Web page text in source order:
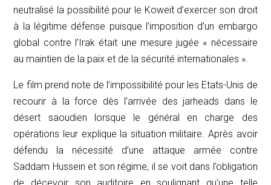
neutralisé la possibilité pour le Koweït d’exercer son droit
à la légitime défense puisque l’imposition d’un embargo
global contre l’Irak était une mesure jugée « nécessaire
au maintien de la paix et de la sécurité internationales ».
Le film prend note de l’impossibilité pour les Etats-Unis de
recourir à la force dès l’arrivée des jarheads dans le
désert saoudien lorsque le général en charge des
opérations leur explique la situation militaire. Après avoir
défendu la nécessité d’une attaque armée contre
Saddam Hussein et son régime, il se voit dans l’obligation
de décevoir son auditoire en soulignant qu’une telle